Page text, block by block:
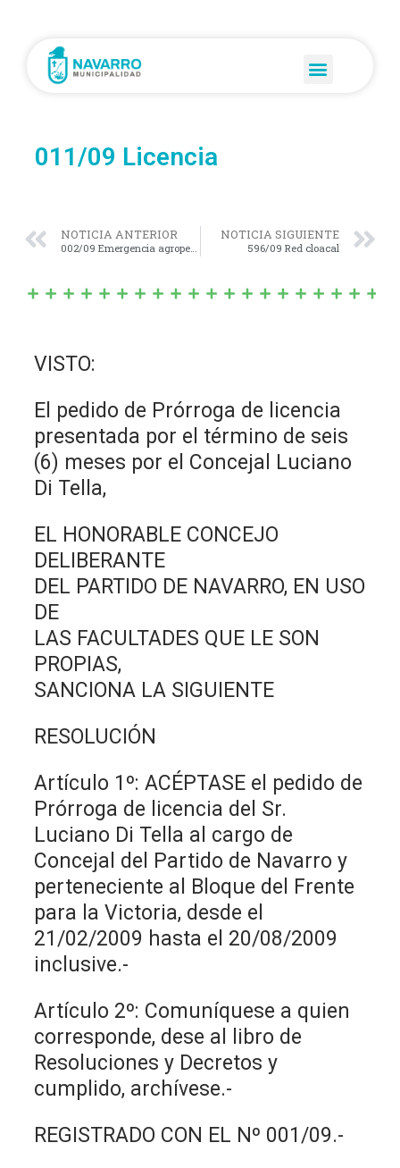
011/09 Licencia
NOTICIA ANTERIOR
002/09 Emergencia agropecuaria
NOTICIA SIGUIENTE
596/09 Red cloacal
VISTO:
El pedido de Prórroga de licencia
presentada por el término de seis
(6) meses por el Concejal Luciano
Di Tella,
EL HONORABLE CONCEJO
DELIBERANTE
DEL PARTIDO DE NAVARRO, EN USO
DE
LAS FACULTADES QUE LE SON
PROPIAS,
SANCIONA LA SIGUIENTE
RESOLUCIÓN
Artículo 1º: ACÉPTASE el pedido de
Prórroga de licencia del Sr.
Luciano Di Tella al cargo de
Concejal del Partido de Navarro y
perteneciente al Bloque del Frente
para la Victoria, desde el
21/02/2009 hasta el 20/08/2009
inclusive.-
Artículo 2º: Comuníquese a quien
corresponde, dese al libro de
Resoluciones y Decretos y
cumplido, archívese.-
REGISTRADO CON EL Nº 001/09.-